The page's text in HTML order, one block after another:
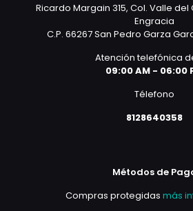
Ricardo Margain 315, Col. Valle
Engracia
C.P. 66267 San Pedro Garza
Atención telefónica
09:00 AM - 06:00
Télefono
8128640358
Métodos de
Compras protegidas más